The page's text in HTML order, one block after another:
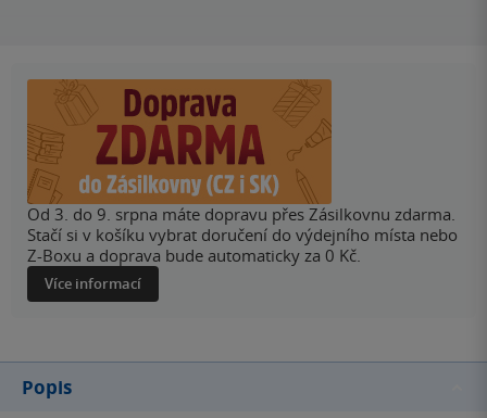
Od 3. do 9. srpna máte dopravu přes Zásilkovnu zdarma.
Stačí si v košíku vybrat doručení do výdejního místa nebo
Z-Boxu a doprava bude automaticky za 0 Kč.
Více informací
Popis